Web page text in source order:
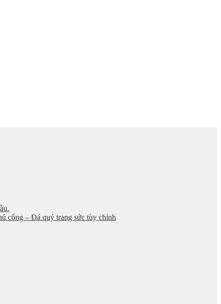
công – Đá quý trang sức tùy chỉnh